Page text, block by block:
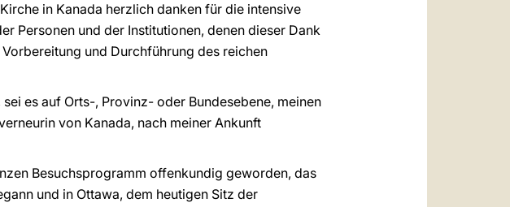
in Kanada herzlich danken für die intensive
Personen und der Institutionen, denen dieser Dank
und Durchführung des reichen
es auf Orts-, Provinz- oder Bundesebene, meinen
von Kanada, nach meiner Ankunft
Besuchsprogramm offenkundig geworden, das
und in Ottawa, dem heutigen Sitz der